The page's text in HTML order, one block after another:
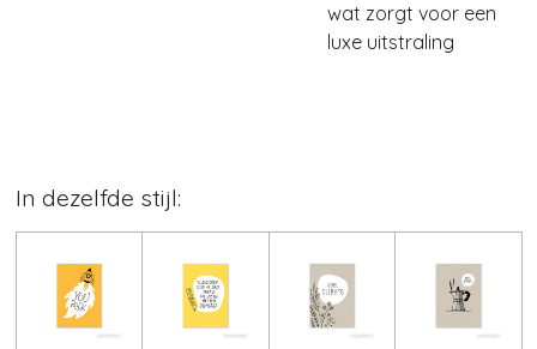
wat zorgt voor een
luxe uitstraling
In dezelfde stijl: